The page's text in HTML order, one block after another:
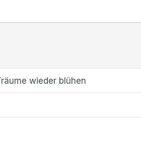
wieder blühen